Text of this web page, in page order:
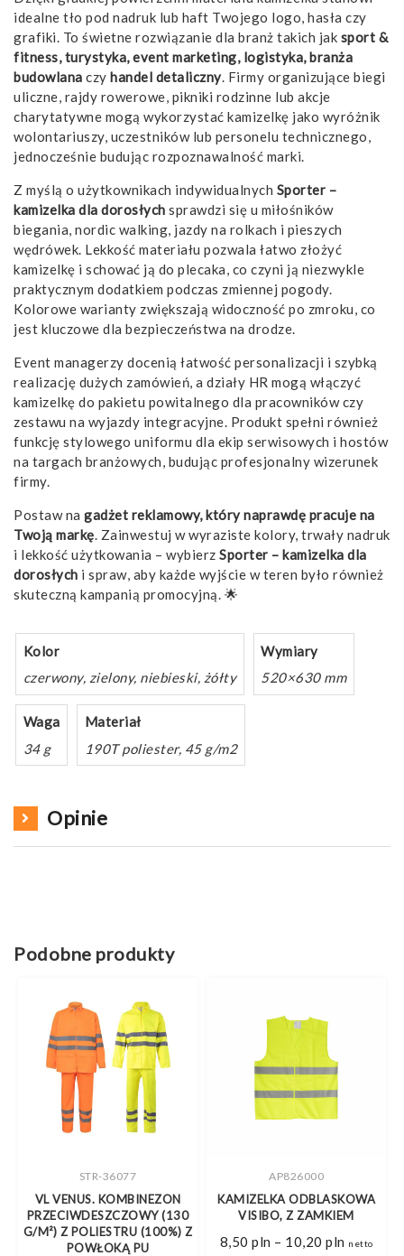
idealne tło pod nadruk lub haft Twojego logo, hasła czy
grafiki. To świetne rozwiązanie dla branż takich jak sport &
fitness, turystyka, event marketing, logistyka, branża
budowlana czy handel detaliczny. Firmy organizujące biegi
uliczne, rajdy rowerowe, pikniki rodzinne lub akcje
charytatywne mogą wykorzystać kamizelkę jako wyróżnik
wolontariuszy, uczestników lub personelu technicznego,
jednocześnie budując rozpoznawalność marki.
Z myślą o użytkownikach indywidualnych Sporter –
kamizelka dla dorosłych sprawdzi się u miłośników
biegania, nordic walking, jazdy na rolkach i pieszych
wędrówek. Lekkość materiału pozwala łatwo złożyć
kamizelkę i schować ją do plecaka, co czyni ją niezwykle
praktycznym dodatkiem podczas zmiennej pogody.
Kolorowe warianty zwiększają widoczność po zmroku, co
jest kluczowe dla bezpieczeństwa na drodze.
Event managerzy docenią łatwość personalizacji i szybką
realizację dużych zamówień, a działy HR mogą włączyć
kamizelkę do pakietu powitalnego dla pracowników czy
zestawu na wyjazdy integracyjne. Produkt spełni również
funkcję stylowego uniformu dla ekip serwisowych i hostów
na targach branżowych, budując profesjonalny wizerunek
firmy.
Postaw na gadżet reklamowy, który naprawdę pracuje na
Twoją markę. Zainwestuj w wyraziste kolory, trwały nadruk
i lekkość użytkowania – wybierz Sporter – kamizelka dla
dorosłych i spraw, aby każde wyjście w teren było również
skuteczną kampanią promocyjną. 🌟
Kolor
czerwony, zielony, niebieski, żółty
Wymiary
520×630 mm
Waga
34 g
Materiał
190T poliester, 45 g/m2
Opinie
Podobne produkty
STR-36077
VL VENUS. KOMBINEZON
PRZECIWDESZCZOWY (130
G/M²) Z POLIESTRU (100%) Z
POWŁOKĄ PU
AP826000
KAMIZELKA ODBLASKOWA
VISIBO, Z ZAMKIEM
8,50 pln – 10,20 pln Zakres
netto